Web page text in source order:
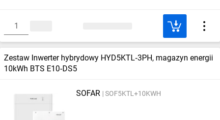
Zestaw Inwerter hybrydowy HYD5KTL‑3PH, magazyn energii
10kWh BTS E10‑DS5
SOFAR SOF5KTL+10KWH